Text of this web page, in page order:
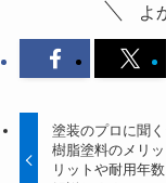
よ
塗装のプロに聞
樹脂塗料のメリ
リットや耐用年